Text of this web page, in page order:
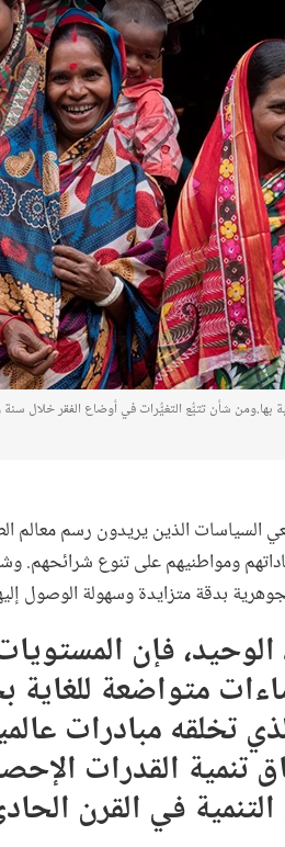
بها.ومن شأن تتبُّع التغيُّرات في أوضاع الفقر
السياسات الذين يريدون رسم معالم
ومواطنيهم على تنوع
بدقة متزايدة وسهولة الوصول
فإن
متواضعة للغاية
تخلقه مبادرات
في القرن